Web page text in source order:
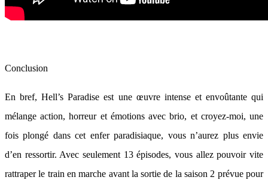
Conclusion
En bref, Hell’s Paradise est une œuvre intense et envoûtante qui
mélange action, horreur et émotions avec brio, et croyez-moi, une
fois plongé dans cet enfer paradisiaque, vous n’aurez plus envie
d’en ressortir. Avec seulement 13 épisodes, vous allez pouvoir vite
rattraper le train en marche avant la sortie de la saison 2 prévue pour